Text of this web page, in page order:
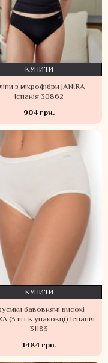
з мікрофібри JANIRA
Іспанія 30862
904 грн.
КУПИТИ
бавовняні високі
(3 шт в упаковці) Іспанія
31183
1484 грн.
КУПИТИ